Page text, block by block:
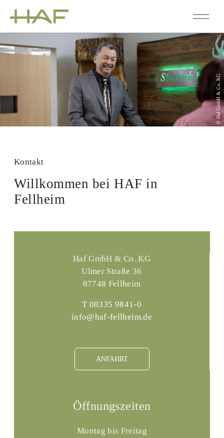
© Haf GmbH & Co. KG
Kontakt
Willkommen bei HAF in
Fellheim
Haf GmbH & Co. KG
Ulmer Straße 36
87748 Fellheim
T 08335 9841-0
info@haf-fellheim.de
ANFAHRT
Öffnungszeiten
Montag bis Freitag